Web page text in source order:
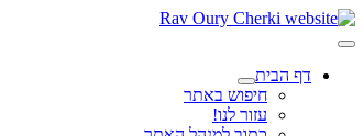
דף הבית
חיפוש באתר
עזור לנו!